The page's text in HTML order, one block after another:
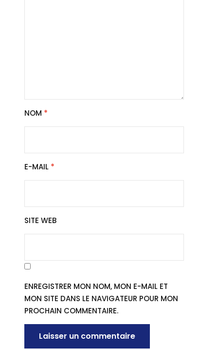
NOM *
E-MAIL *
SITE WEB
ENREGISTRER MON NOM, MON E-MAIL ET
MON SITE DANS LE NAVIGATEUR POUR MON
PROCHAIN COMMENTAIRE.